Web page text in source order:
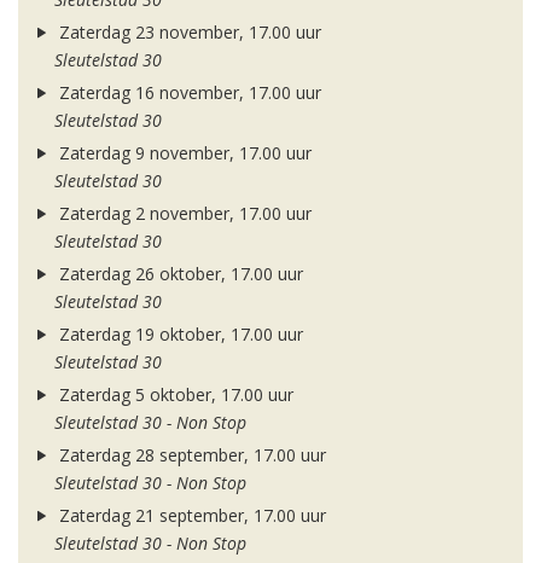
Zaterdag 23 november, 17.00 uur
Sleutelstad 30
Zaterdag 16 november, 17.00 uur
Sleutelstad 30
Zaterdag 9 november, 17.00 uur
Sleutelstad 30
Zaterdag 2 november, 17.00 uur
Sleutelstad 30
Zaterdag 26 oktober, 17.00 uur
Sleutelstad 30
Zaterdag 19 oktober, 17.00 uur
Sleutelstad 30
Zaterdag 5 oktober, 17.00 uur
Sleutelstad 30 - Non Stop
Zaterdag 28 september, 17.00 uur
Sleutelstad 30 - Non Stop
Zaterdag 21 september, 17.00 uur
Sleutelstad 30 - Non Stop